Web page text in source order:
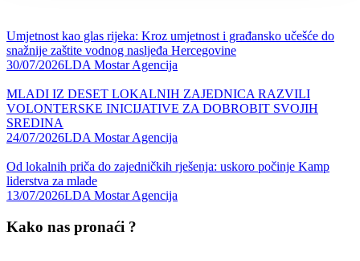
Umjetnost kao glas rijeka: Kroz umjetnost i građansko učešće do
snažnije zaštite vodnog nasljeđa Hercegovine
30/07/2026LDA Mostar Agencija
MLADI IZ DESET LOKALNIH ZAJEDNICA RAZVILI
VOLONTERSKE INICIJATIVE ZA DOBROBIT SVOJIH
SREDINA
24/07/2026LDA Mostar Agencija
Od lokalnih priča do zajedničkih rješenja: uskoro počinje Kamp
liderstva za mlade
13/07/2026LDA Mostar Agencija
Kako nas pronaći ?